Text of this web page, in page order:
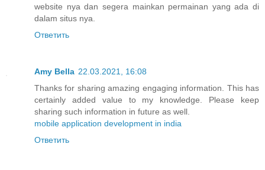
website nya dan segera mainkan permainan yang ada di
dalam situs nya.
Ответить
Amy Bella 22.03.2021, 16:08
Thanks for sharing amazing engaging information. This has
certainly added value to my knowledge. Please keep
sharing such information in future as well.
mobile application development in india
Ответить